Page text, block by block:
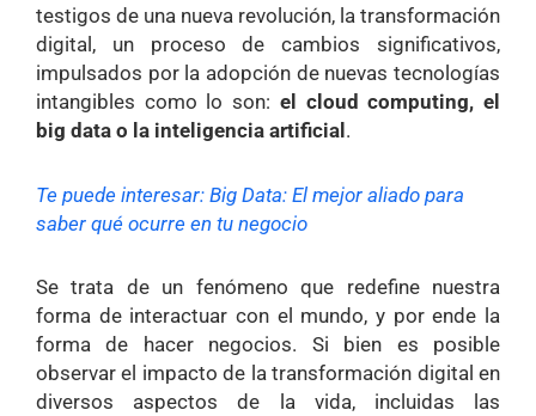
testigos de una nueva revolución, la transformación
digital, un proceso de cambios significativos,
impulsados por la adopción de nuevas tecnologías
intangibles como lo son: el cloud computing, el
big data o la inteligencia artificial.
Te puede interesar: Big Data: El mejor aliado para
saber qué ocurre en tu negocio
Se trata de un fenómeno que redefine nuestra
forma de interactuar con el mundo, y por ende la
forma de hacer negocios. Si bien es posible
observar el impacto de la transformación digital en
diversos aspectos de la vida, incluidas las